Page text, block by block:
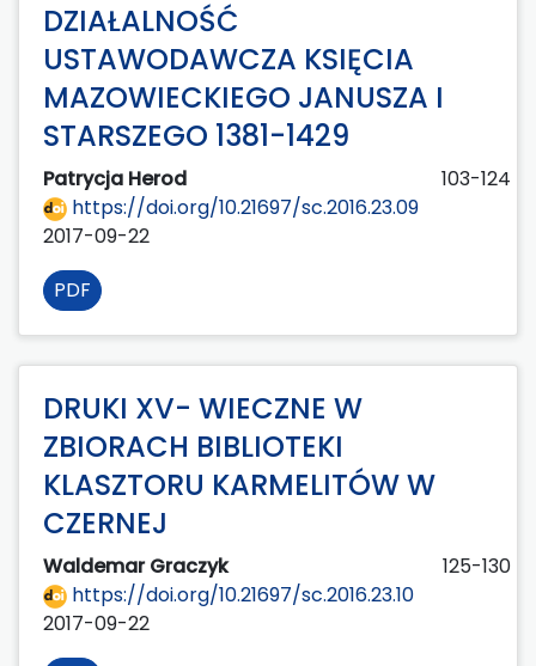
DZIAŁALNOŚĆ
USTAWODAWCZA KSIĘCIA
MAZOWIECKIEGO JANUSZA I
STARSZEGO 1381-1429
Patrycja Herod
103-124
https://doi.org/10.21697/sc.2016.23.09
2017-09-22
PDF
DRUKI XV- WIECZNE W
ZBIORACH BIBLIOTEKI
KLASZTORU KARMELITÓW W
CZERNEJ
Waldemar Graczyk
125-130
https://doi.org/10.21697/sc.2016.23.10
2017-09-22